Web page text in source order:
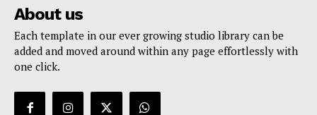
About us
Each template in our ever growing studio library can be
added and moved around within any page effortlessly with
one click.